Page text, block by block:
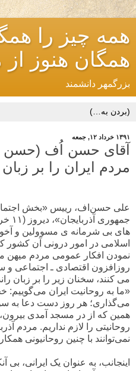
همه چیز را
همگان هنوز از
بزرگمهر دانشمند
۱۳۹۱ خرداد ۱۲, جمعه
آقای حسن اُف (حسن
مردم ایران را بر
علی حسن‌اف، رییس «بخش
های بی شرمانه ی مسوولین و
اسلامی در امور درونی آن کشور
نمودن افکار عمومی مردم
روزافزون اقتصادی ـ اجتماعی
می کنند، سخنان زیر را بر زبان
«ما به روحانیت ایران می‌گوییم:
می‌گذاری؛ هر روز دست دعا به
همین که از در مسجد آمدی
روحانیتی را لازم نداریم. مردم
نمی‌توانند با چنین روحانیونی
اینجانب، به عنوان یک ایرانی،